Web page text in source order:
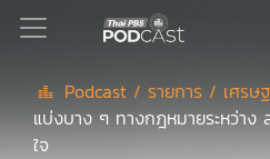
Podcast
Podcast / รายการ / เศร
แบ่งบาง ๆ ทางกฎหมายระหว่า
ใจ